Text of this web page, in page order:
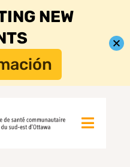
NEW